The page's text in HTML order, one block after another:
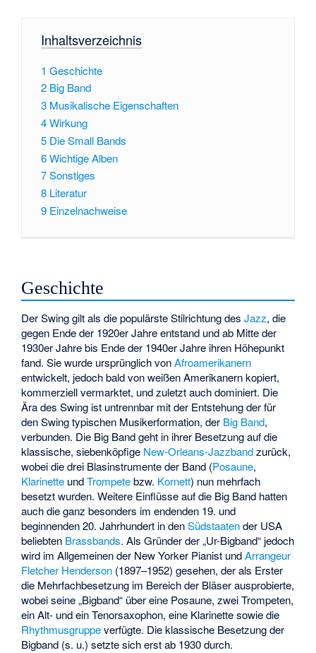
Inhaltsverzeichnis
1 Geschichte
2 Big Band
3 Musikalische Eigenschaften
4Wirkung
5 Die Small Bands
6Wichtige Alben
7Sonstiges
8 Literatur
9 Einzelnachweise
Geschichte
Der Swing gilt als die populärste Stilrichtung desJazz, die
gegen Ende der 1920er Jahre entstand und ab Mitte der
1930er Jahre bis Ende der 1940er Jahre ihren Höhepunkt
fand. Sie wurde ursprünglich vonAfroamerikanern
entwickelt, jedoch bald von weißen Amerikanern kopiert,
kommerziell vermarktet, und zuletzt auch dominiert. Die
Ära des Swing ist untrennbar mit der Entstehung der für
den Swing typischen Musikerformation, der Big Band,
verbunden. Die Big Band geht in ihrer Besetzung auf die
klassische, siebenköpfige New-Orleans-Jazzbandzurück,
wobei die drei Blasinstrumente der Band (Posaune,
Klarinette undTrompetebzw. Kornett) nun mehrfach
besetzt wurden. Weitere Einflüsse auf die Big Band hatten
auch die ganz besonders im endenden 19. und
beginnenden 20. Jahrhundert in denSüdstaatender USA
beliebten Brassbands. Als Gründer der „Ur-Bigband“ jedoch
wird im Allgemeinen der New Yorker Pianist undArrangeur
Fletcher Henderson (1897–1952) gesehen, der als Erster
die Mehrfachbesetzung im Bereich der Bläser ausprobierte,
wobei seine „Bigband“ über eine Posaune, zwei Trompeten,
ein Alt- und ein Tenorsaxophon, eine Klarinette sowie die
Rhythmusgruppeverfügte. Die klassische Besetzung der
Bigband (s. u.) setzte sich erst ab 1930 durch.